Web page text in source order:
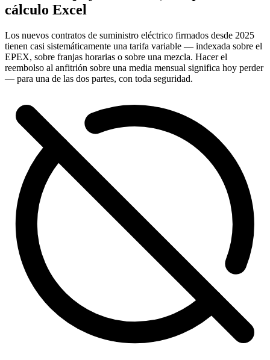
cálculo Excel
Los nuevos contratos de suministro eléctrico firmados desde 2025
tienen casi sistemáticamente una tarifa variable — indexada sobre el
EPEX, sobre franjas horarias o sobre una mezcla. Hacer el
reembolso al anfitrión sobre una media mensual significa hoy perder
— para una de las dos partes, con toda seguridad.